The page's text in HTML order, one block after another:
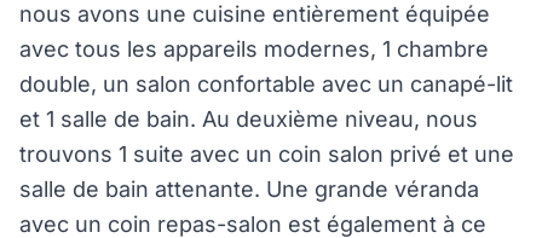
nous avons une cuisine entièrement équipée
avec tous les appareils modernes, 1 chambre
double, un salon confortable avec un canapé-lit
et 1 salle de bain. Au deuxième niveau, nous
trouvons 1 suite avec un coin salon privé et une
salle de bain attenante. Une grande véranda
avec un coin repas-salon est également à ce